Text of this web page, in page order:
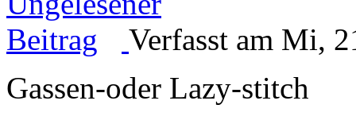
Verfasst am Mi,
Gassen-oder Lazy-stitch